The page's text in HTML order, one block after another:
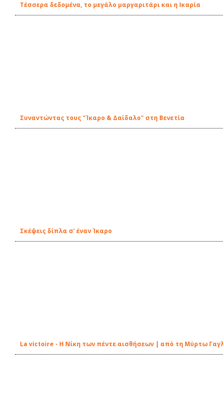
Τέσσερα δεδομένα, το μεγάλο μαργαριτάρι και η Ικαρία
Συναντώντας τους "Ίκαρο & Δαίδαλο" στη Βενετία
Σκέψεις δίπλα σ' έναν Ίκαρο
La victoire - Η Νίκη των πέντε αισθήσεων | από τη Μύρτω